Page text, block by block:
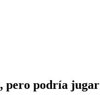
pero podría